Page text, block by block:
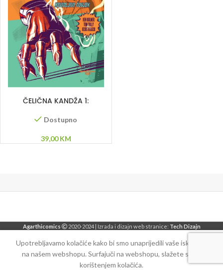
ČELIČNA KANDŽA 1:
Dostupno
39,00KM
Agarthicomics 2020-2024 | Izrada i dizajn web stranice: Tech Dizajn
Upotrebljavamo kolačiće kako bi smo unaprijedili vaše iskustvo
na našem webshopu. Surfajuči na webshopu, slažete se sa
korištenjem kolačića.